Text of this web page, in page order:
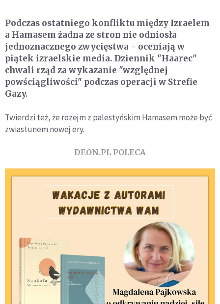
Podczas ostatniego konfliktu między Izraelem
a Hamasem żadna ze stron nie odniosła
jednoznacznego zwycięstwa - oceniają w
piątek izraelskie media. Dziennik "Haarec"
chwali rząd za wykazanie "względnej
powściągliwości" podczas operacji w Strefie
Gazy.
Twierdzi też, że rozejm z palestyńskim Hamasem może być
zwiastunem nowej ery.
DEON.PL POLECA